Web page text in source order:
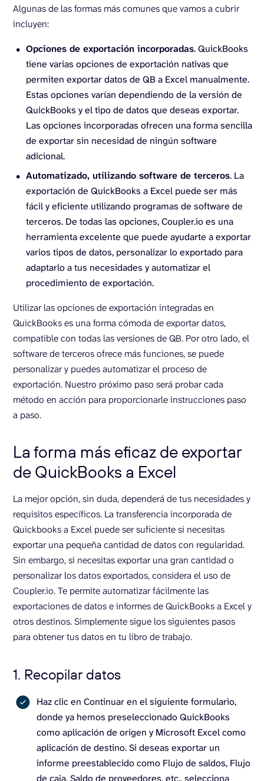
Algunas de las formas más comunes que vamos a cubrir
incluyen:
Opciones de exportación incorporadas. QuickBooks
tiene varias opciones de exportación nativas que
permiten exportar datos de QB a Excel manualmente.
Estas opciones varían dependiendo de la versión de
QuickBooks y el tipo de datos que deseas exportar.
Las opciones incorporadas ofrecen una forma sencilla
de exportar sin necesidad de ningún software
adicional.
Automatizado, utilizando software de terceros. La
exportación de QuickBooks a Excel puede ser más
fácil y eficiente utilizando programas de software de
terceros. De todas las opciones, Coupler.io es una
herramienta excelente que puede ayudarte a exportar
varios tipos de datos, personalizar lo exportado para
adaptarlo a tus necesidades y automatizar el
procedimiento de exportación.
Utilizar las opciones de exportación integradas en
QuickBooks es una forma cómoda de exportar datos,
compatible con todas las versiones de QB. Por otro lado, el
software de terceros ofrece más funciones, se puede
personalizar y puedes automatizar el proceso de
exportación. Nuestro próximo paso será probar cada
método en acción para proporcionarle instrucciones paso
a paso.
La forma más eficaz de exportar
de QuickBooks a Excel
La mejor opción, sin duda, dependerá de tus necesidades y
requisitos específicos. La transferencia incorporada de
Quickbooks a Excel puede ser suficiente si necesitas
exportar una pequeña cantidad de datos con regularidad.
Sin embargo, si necesitas exportar una gran cantidad o
personalizar los datos exportados, considera el uso de
Coupler.io. Te permite automatizar fácilmente las
exportaciones de datos e informes de QuickBooks a Excel y
otros destinos. Simplemente sigue los siguientes pasos
para obtener tus datos en tu libro de trabajo.
1. Recopilar datos
Haz clic en Continuar en el siguiente formulario,
donde ya hemos preseleccionado QuickBooks
como aplicación de origen y Microsoft Excel como
aplicación de destino. Si deseas exportar un
informe preestablecido como Flujo de saldos, Flujo
de caja, Saldo de proveedores, etc., selecciona